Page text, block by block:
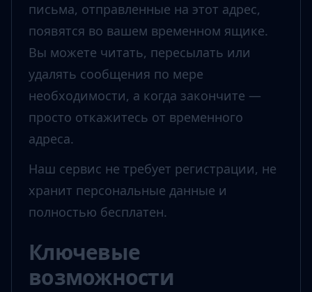
письма, отправленные на этот адрес,
появятся во вашем временном ящике.
Вы можете читать, пересылать или
удалять сообщения по мере
необходимости, а когда закончите —
просто откажитесь от временного
адреса.
Наш сервис не требует регистрации, не
хранит персональные данные и
полностью бесплатен.
Ключевые
возможности